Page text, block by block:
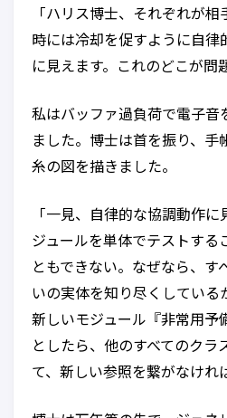
「ハリス博士、それぞれが
時には冷却を促すように自律
に見えます。これのどこが問
私はバッファ過負荷で電子音
ました。博士は首を振り、手
糸の図を描きました。
「一見、自律的な協調動作
ジュールを単体でテストする
ともできない。なぜなら、す
いの実体を知り尽くしている
新しいモジュール『非常用予
としたら、他のすべてのクラ
て、新しい参照を繋がなけれ